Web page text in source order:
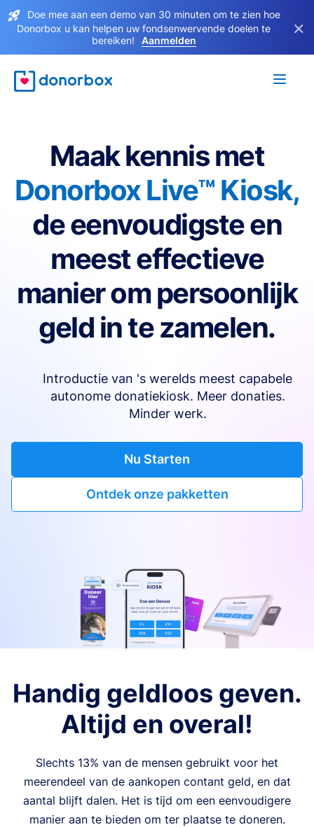
Doe mee aan een demo van 30 minuten om te zien hoe
Donorbox u kan helpen uw fondsenwervende doelen te
bereiken!
Aanmelden
×
Maak kennis met
Donorbox Live™ Kiosk,
de eenvoudigste en
meest effectieve
manier om persoonlijk
geld in te zamelen.
Introductie van 's werelds meest capabele
autonome donatiekiosk. Meer donaties.
Minder werk.
Nu Starten
Ontdek onze pakketten
Handig geldloos geven.
Altijd en overal!
Slechts 13% van de mensen gebruikt voor het
meerendeel van de aankopen contant geld, en dat
aantal blijft dalen. Het is tijd om een eenvoudigere
manier aan te bieden om ter plaatse te doneren.